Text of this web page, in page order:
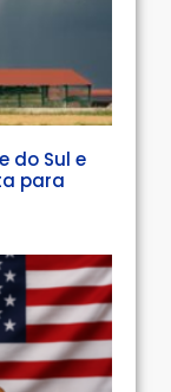
do Sul e
para